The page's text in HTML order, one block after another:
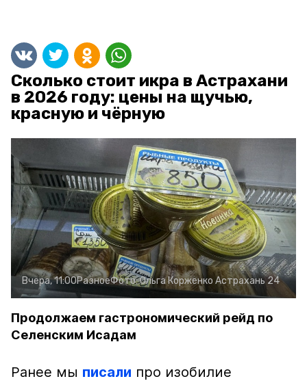
Сколько стоит икра в Астрахани
в 2026 году: цены на щучью,
красную и чёрную
Вчера, 11:00РазноеФото:Ольга Корженко Астрахань 24
Продолжаем гастрономический рейд по
Селенским Исадам
Ранее мы писали про изобилие